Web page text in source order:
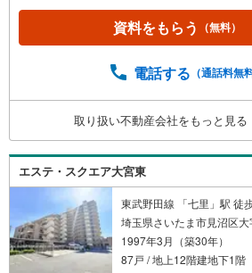
スを無料で付保します。◇リフ
携してお客様をご支援。◇ワンス
が好評です。◎リノベーション済
資料をもらう （無料）
電話する （通話料無
取り扱い不動産会社をもっと見る
エステ・スクエア大宮東
東武野田線 「七里」駅 徒
埼玉県さいたま市見沼区
1997年3月（築30年）
87戸 / 地上12階建地下1階